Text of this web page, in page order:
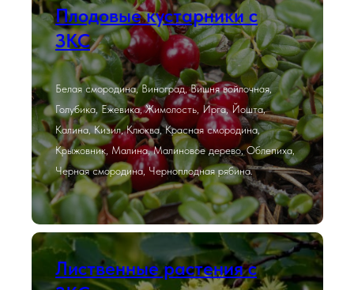
Плодовые кустарники с
ЗКС
Белая смородина, Виноград, Вишня войлочная,
Голубика, Ежевика, Жимолость, Ирга, Йошта,
Калина, Кизил, Клюква, Красная смородина,
Крыжовник, Малина, Малиновое дерево, Облепиха,
Черная смородина, Черноплодная рябина.
Лиственные растения с